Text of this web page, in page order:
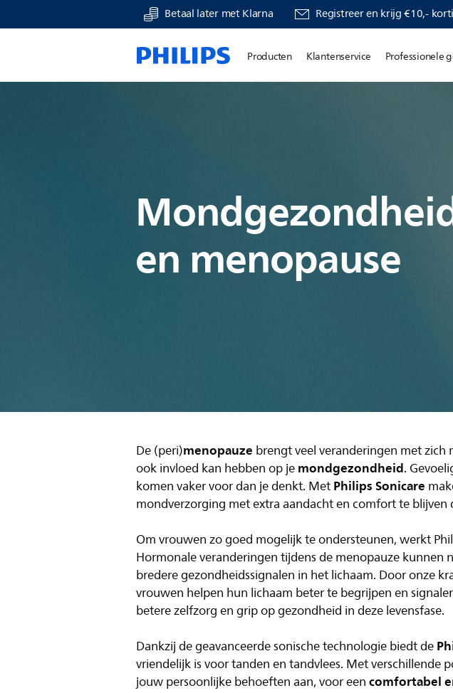
Betaal later met Klarna Registreer en krijg €10,-
Producten Klantenservice Professionele
en menopause
De (peri)menopauze brengt veel veranderingen met zich
ook invloed kan hebben op jemondgezondheid.
komen vaker voor dan je denkt. MetPhilips Sonicare
mondverzorging met extra aandacht en comfort te
Om vrouwen zo goed mogelijk te ondersteunen, werkt
Hormonale veranderingen tijdens de menopauze
bredere gezondheids­signalen in het lichaam. Door onze
vrouwen helpen hun lichaam beter te begrijpen en
betere zelfzorg en grip op gezondheid in deze levensfase.
Dankzij de geavanceerde sonische technologie biedt de
vriendelijk is voor tanden en tandvlees. Met verschillende
jouw persoonlijke behoeften aan, voor eencomfortabel